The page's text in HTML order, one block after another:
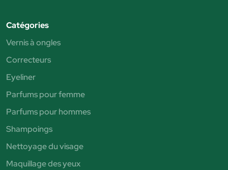
Catégories
Vernis à ongles
Correcteurs
Eyeliner
Parfums pour femme
Parfums pour hommes
Shampoings
Nettoyage du visage
Maquillage des yeux